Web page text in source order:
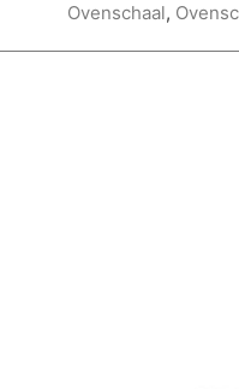
Ovenschaal,